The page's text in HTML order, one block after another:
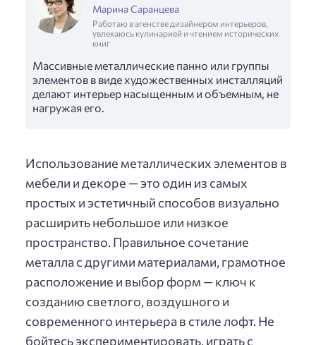
Марина Саранцева
Работаю в агенстве дизайнером интерьеров,
увлекаюсь кулинарией и чтением исторических
книг
Массивные металлические панно или группы
элементов в виде художественных инсталляций
делают интерьер насыщенным и объемным, не
нагружая его.
Использование металлических элементов в
мебели и декоре — это один из самых
простых и эстетичный способов визуально
расширить небольшое или низкое
пространство. Правильное сочетание
металла с другими материалами, грамотное
расположение и выбор форм — ключ к
созданию светлого, воздушного и
современного интерьера в стиле лофт. Не
бойтесь экспериментировать, играть с